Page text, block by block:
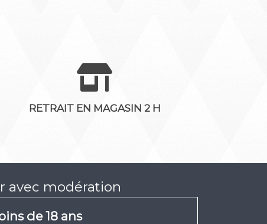
RETRAIT EN MAGASIN 2 H
avec modération
de 18 ans